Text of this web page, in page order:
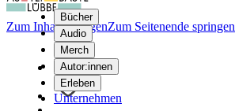
Bücher
Audio
Merch
Autor:innen
Erleben
Unternehmen
Zum Inhalt springenZum Seitenende springen